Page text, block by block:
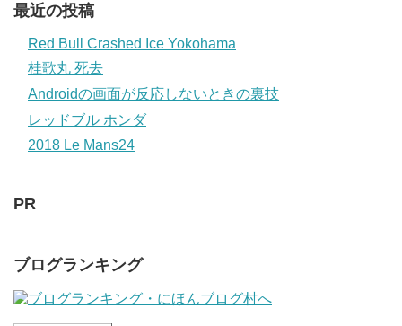
最近の投稿
Red Bull Crashed Ice Yokohama
桂歌丸 死去
Androidの画面が反応しないときの裏技
レッドブル ホンダ
2018 Le Mans24
PR
ブログランキング